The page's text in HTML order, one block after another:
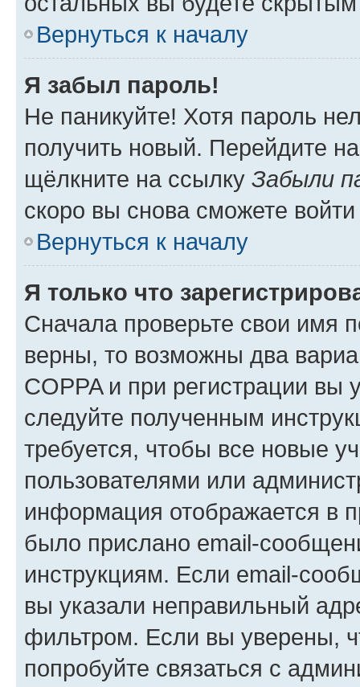
Вернуться к началу
Я забыл пароль!
Не паникуйте! Хотя пароль
получить новый. Перейдите
щёлкните на ссылку Забыли
скоро вы снова сможете
Вернуться к началу
Я только что
Сначала проверьте свои имя
верны, то возможны два
COPPA и при регистрации вы
следуйте полученным
требуется, чтобы все новые
пользователями или
информация отображается в
было прислано email-
инструкциям. Если email-
вы указали неправильный
фильтром. Если вы уверены,
попробуйте связаться с